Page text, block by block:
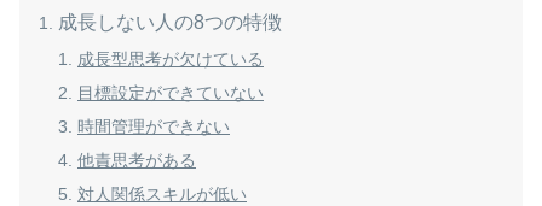
成長しない人の8つの特徴
成長型思考が欠けている
目標設定ができていない
時間管理ができない
他責思考がある
対人関係スキルが低い